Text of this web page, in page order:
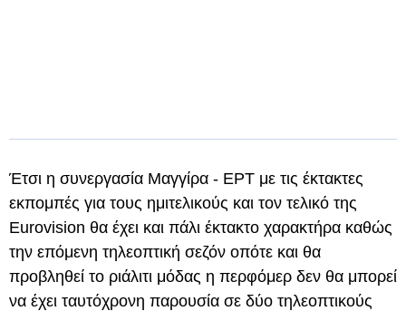
Έτσι η συνεργασία Μαγγίρα - ΕΡΤ με τις έκτακτες
εκπομπές για τους ημιτελικούς και τον τελικό της
Eurovision θα έχει και πάλι έκτακτο χαρακτήρα καθώς
την επόμενη τηλεοπτική σεζόν οπότε και θα
προβληθεί το ριάλιτι μόδας η περφόμερ δεν θα μπορεί
να έχει ταυτόχρονη παρουσία σε δύο τηλεοπτικούς